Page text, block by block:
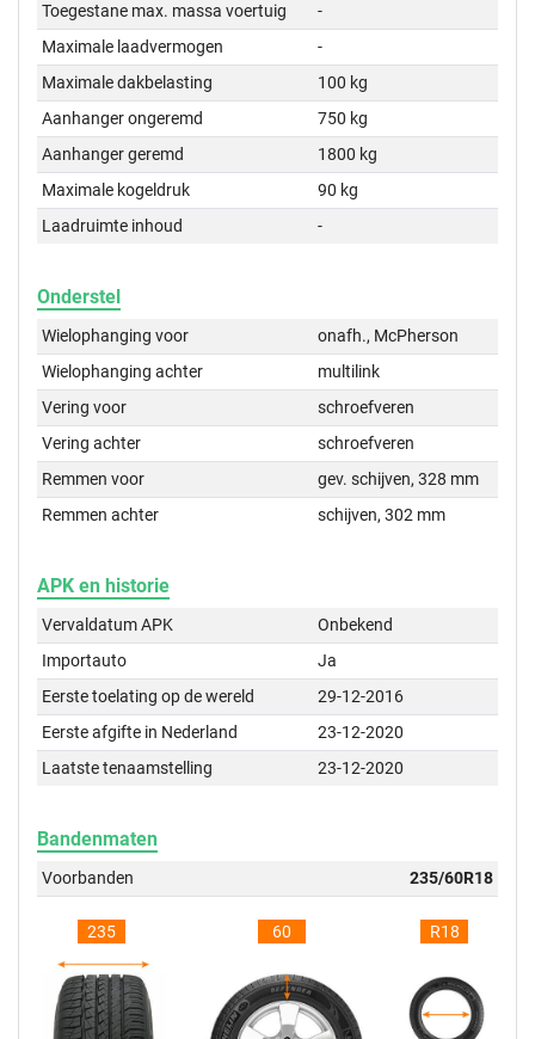
Toegestane max. massa voertuig
-
Maximale laadvermogen
-
Maximale dakbelasting
100 kg
Aanhanger ongeremd
750 kg
Aanhanger geremd
1800 kg
Maximale kogeldruk
90 kg
Laadruimte inhoud
-
Onderstel
Wielophanging voor
onafh., McPherson
Wielophanging achter
multilink
Vering voor
schroefveren
Vering achter
schroefveren
Remmen voor
gev. schijven, 328 mm
Remmen achter
schijven, 302 mm
APK en historie
Vervaldatum APK
Onbekend
Importauto
Ja
Eerste toelating op de wereld
29-12-2016
Eerste afgifte in Nederland
23-12-2020
Laatste tenaamstelling
23-12-2020
Bandenmaten
Voorbanden 235/60R18
235 60 R18